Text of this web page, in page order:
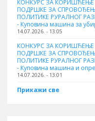
КОНКУРС ЗА
ПОДРШКЕ ЗА
ПОЛИТИКЕ РУРАЛНОГ
- Куповинa машина за
14.07.2026. - 13:05
КОНКУРС ЗА
ПОДРШКЕ ЗА
ПОЛИТИКЕ РУРАЛНОГ
- Куповина машина и
14.07.2026. - 13:01
Прикажи све